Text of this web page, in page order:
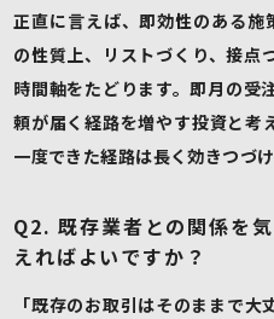
正直に言えば、即効性のある施
の性質上、リストづくり、接点
時間軸をたどります。即月の受
頼が届く経路を増やす投資と考
一度できた経路は長く効きつづけ
Q2. 既存業者との関係を
えればよいですか？
「既存のお取引はそのままで